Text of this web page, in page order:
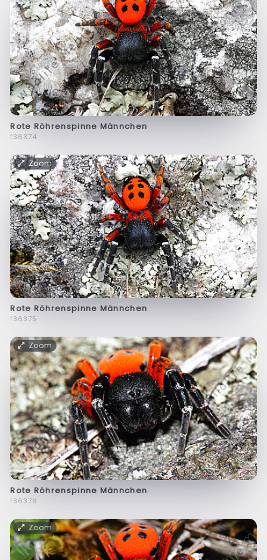
Rote Röhrenspinne Männchen
f36374
Zoom
Rote Röhrenspinne Männchen
f36375
Zoom
Rote Röhrenspinne Männchen
f36376
Zoom